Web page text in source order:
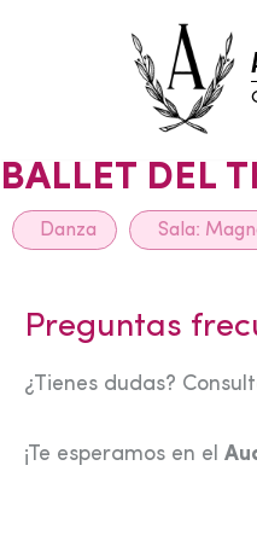
BALLET DEL
Danza Sala:
Preguntas
¿Tienes dudas?
¡Te esperamos en el